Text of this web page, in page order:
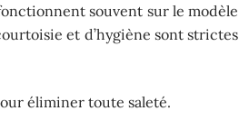
souvent sur le modèle
et d’hygiène sont strictes
éliminer toute saleté.